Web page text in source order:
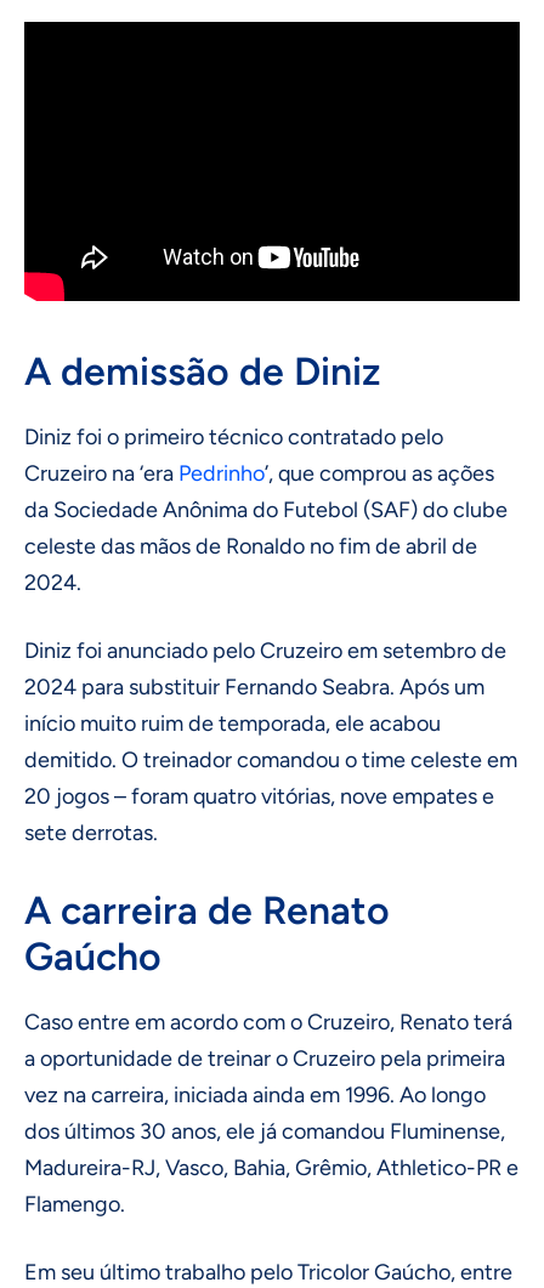
A demissão de Diniz
Diniz foi o primeiro técnico contratado pelo
Cruzeiro na ‘era Pedrinho’, que comprou as ações
da Sociedade Anônima do Futebol (SAF) do clube
celeste das mãos de Ronaldo no fim de abril de
2024.
Diniz foi anunciado pelo Cruzeiro em setembro de
2024 para substituir Fernando Seabra. Após um
início muito ruim de temporada, ele acabou
demitido. O treinador comandou o time celeste em
20 jogos – foram quatro vitórias, nove empates e
sete derrotas.
A carreira de Renato
Gaúcho
Caso entre em acordo com o Cruzeiro, Renato terá
a oportunidade de treinar o Cruzeiro pela primeira
vez na carreira, iniciada ainda em 1996. Ao longo
dos últimos 30 anos, ele já comandou Fluminense,
Madureira-RJ, Vasco, Bahia, Grêmio, Athletico-PR e
Flamengo.
Em seu último trabalho pelo Tricolor Gaúcho, entre